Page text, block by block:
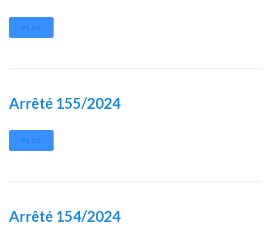
PLUS
Arrêté 155/2024
PLUS
Arrêté 154/2024